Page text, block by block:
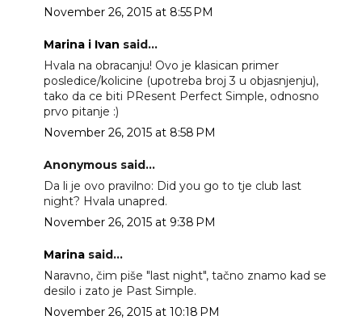
November 26, 2015 at 8:55 PM
Marina i Ivan said...
Hvala na obracanju! Ovo je klasican primer
posledice/kolicine (upotreba broj 3 u objasnjenju),
tako da ce biti PResent Perfect Simple, odnosno
prvo pitanje :)
November 26, 2015 at 8:58 PM
Anonymous said...
Da li je ovo pravilno: Did you go to tje club last
night? Hvala unapred.
November 26, 2015 at 9:38 PM
Marinasaid...
Naravno, čim piše "last night", tačno znamo kad se
desilo i zato je Past Simple.
November 26, 2015 at 10:18 PM